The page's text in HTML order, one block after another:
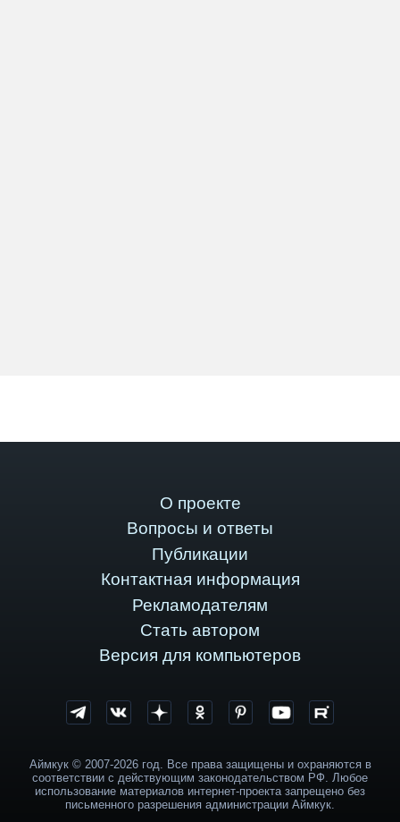
О проекте
Вопросы и ответы
Публикации
Контактная информация
Рекламодателям
Стать автором
Версия для компьютеров
Аймкук © 2007-2026 год. Все права защищены и охраняются в
соответствии с действующим законодательством РФ. Любое
использование материалов интернет-проекта запрещено без
письменного разрешения администрации Аймкук.